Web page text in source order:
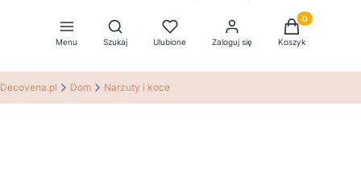
Menu
Otwórz wyszukiwarkę
Szukaj Ulubione Zaloguj się
Produkty w
Koszyk
Decovena.pl Dom Narzuty i koce